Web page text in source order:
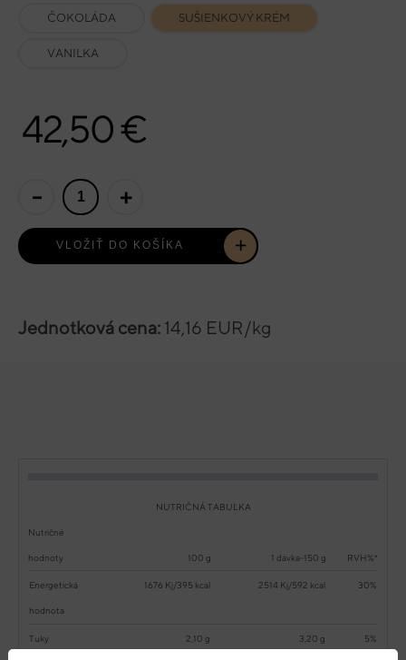
ČOKOLÁDA SUŠIENKOVÝ KRÉM
VANILKA
42,50 €
- +
Jednotková cena: 14,16 EUR/kg
NUTRIČNÁ TABUĽKA
Nutričné
hodnoty 100 g 1 dávka-150 g RVH%*
Energetická
hodnota
1676 Kj/395 kcal 2514 Kj/592 kcal 30%
Tuky 2,10 g 3,20 g 5%